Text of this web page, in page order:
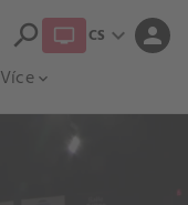
Více expand_more
search CS expand_more person